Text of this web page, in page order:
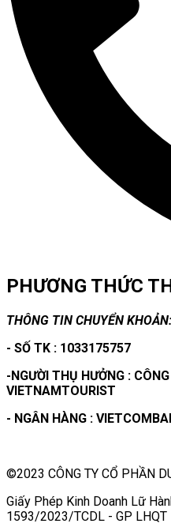
PHƯƠNG THỨC
THÔNG TIN CHUYỂN KHOẢN:
- SỐ TK : 1033175757
-NGƯỜI THỤ HƯỞNG :
VIETNAMTOURIST
- NGÂN HÀNG :
©2023 CÔNG TY CỔ PHẦN
Giấy Phép Kinh Doanh Lữ
1593/2023/TCDL - GP LHQT